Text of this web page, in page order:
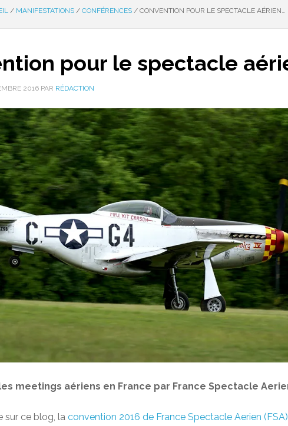
/ MANIFESTATIONS / CONFÉRENCES / CONVENTION POUR LE SPECTACLE AÉRIEN…
pour le spectacle
2016 PAR RÉDACTION
meetings aériens en France par France Spectacle
sur ce blog, la convention 2016 de France Spectacle Aerien (FSA)